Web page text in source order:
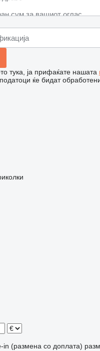
тука, ја прифаќате нашата
ќе бидат
in (размена со доплата)